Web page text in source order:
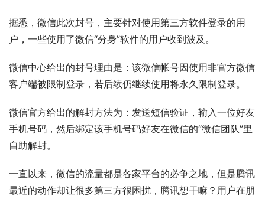
据悉，微信此次封号，主要针对使用第三方软件登录的用
户，一些使用了微信“分身”软件的用户收到波及。
微信中心给出的封号理由是：该微信帐号因使用非官方微信
客户端被限制登录，若后续仍继续使用将永久限制登录。
微信官方给出的解封方法为：发送短信验证，输入一位好友
手机号码，然后绑定该手机号码好友在微信的“微信团队”里
自助解封。
一直以来，微信的流量都是各家平台的必争之地，但是腾讯
最近的动作却让很多第三方很困扰，腾讯想干嘛？用户在朋